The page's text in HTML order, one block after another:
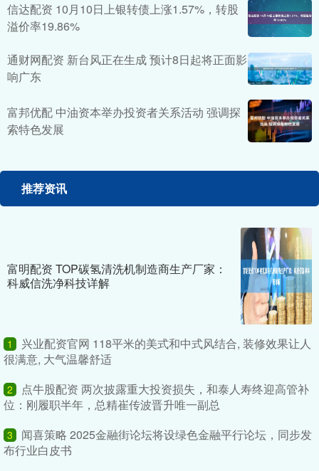
信达配资 10月10日上银转债上涨1.57%，转股
溢价率19.86%
通财网配资 新台风正在生成 预计8日起将正面影
响广东
富邦优配 中油资本举办投资者关系活动 强调探
索特色发展
推荐资讯
富明配资 TOP碳氢清洗机制造商生产厂家：
科威信洗净科技详解
1
兴业配资官网 118平米的美式和中式风结合, 装修效果让人
很满意, 大气温馨舒适
2
点牛股配资 两次披露重大投资损失，和泰人寿终迎高管补
位：刚履职半年，总精崔传波晋升唯一副总
3
闻喜策略 2025金融街论坛将设绿色金融平行论坛，同步发
布行业白皮书